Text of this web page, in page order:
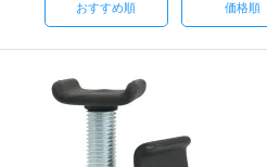
おすすめ順 価格順